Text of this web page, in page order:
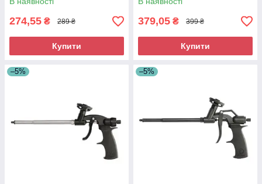
274,55 ₴ 289 ₴
Купити
379,05 ₴ 399 ₴
Купити
–5% –5%